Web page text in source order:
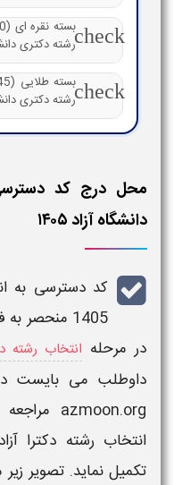
checkرشته دکتری
checkرشته دکتری
محل درج کد
دانشگاه آزاد ۱۴۰۵
کد دسترسی به
1405 منحصر به
در مرحله انتخاب رشته
داوطلب می بایست
azmoon.org
انتخاب رشته دکترا
تکمیل نماید. تصویر زیر